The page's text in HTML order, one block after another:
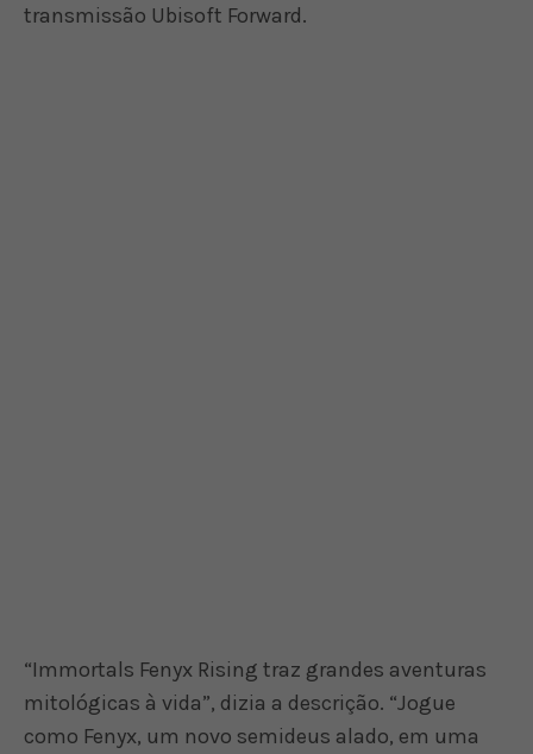
transmissão Ubisoft Forward.
“Immortals Fenyx Rising traz grandes aventuras
mitológicas à vida”, dizia a descrição. “Jogue
como Fenyx, um novo semideus alado, em uma